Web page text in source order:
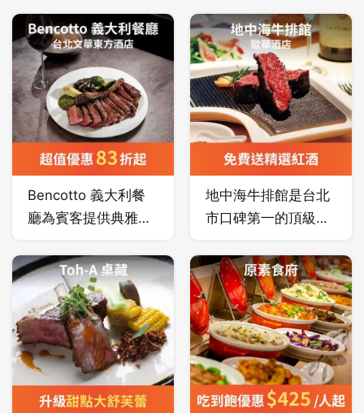
選擇在餐廳的中式圓
桌享用餐點，或私人
包廂，讓您在隱密、
不受打擾的環境中享
受您的私人聚會。
美、澳各國牧場頂級
肉品，以乾式熟成或
濕式熟成來呈現牛排
不同風味，此外也提
供嚴選豬排、羊排、
海鮮等頂級主菜，透
過料理經驗豐富主廚
團隊精湛廚藝與外場
貼心服務，完整呈現
出高級牛排館奢華料
帶來精采、迷人食尚
體驗。
料並每日釀造椰奶，
泰式經典餐點使用不
同辛香料、新鮮香草
與蔬菜調配，現點現
烹調，呈現最原味的
泰式料理。
Bencotto 義大利餐
廳為賓客提供典雅、
境，堅持選用最新鮮
的食材，頂尖廚藝團
隊在開放式廚房細心
炮製義式佳餚，帶領
台北食客用舌尖歷覽
義大利美食。
地中海牛排館是台北
市口碑第一的頂級乾
精選知名牧場的頂級
自然牛，經過時間的
熟成，完整了強化牛
肉天然飽滿的肉汁及
香嫩鮮甜的口感，搭
配歐華酒店屋頂花園
自然栽培的新鮮香料